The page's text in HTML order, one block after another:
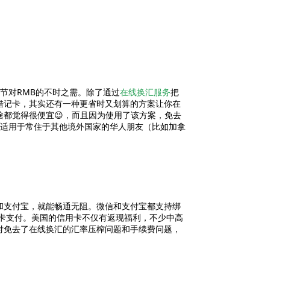
对RMB的不时之需。除了通过在线换汇服务把
卡，其实还有一种更省时又划算的方案让你在
觉得很便宜😉，而且因为使用了该方案，免去
用于常住于其他境外国家的华人朋友（比如加拿
付宝，就能畅通无阻。微信和支付宝都支持绑
付。美国的信用卡不仅有返现福利，不少中高
去了在线换汇的汇率压榨问题和手续费问题，